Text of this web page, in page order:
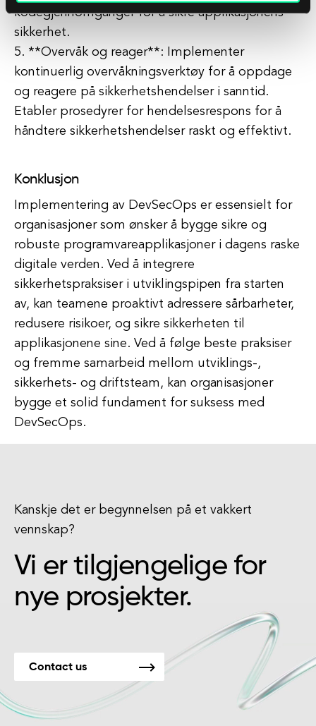
kodegjennomganger for å sikre applikasjonens
sikkerhet.
5. **Overvåk og reager**: Implementer
kontinuerlig overvåkningsverktøy for å oppdage
og reagere på sikkerhetshendelser i sanntid.
Etabler prosedyrer for hendelsesrespons for å
håndtere sikkerhetshendelser raskt og effektivt.
Konklusjon
Implementering av DevSecOps er essensielt for
organisasjoner som ønsker å bygge sikre og
robuste programvareapplikasjoner i dagens raske
digitale verden. Ved å integrere
sikkerhetspraksiser i utviklingspipen fra starten
av, kan teamene proaktivt adressere sårbarheter,
redusere risikoer, og sikre sikkerheten til
applikasjonene sine. Ved å følge beste praksiser
og fremme samarbeid mellom utviklings-,
sikkerhets- og driftsteam, kan organisasjoner
bygge et solid fundament for suksess med
DevSecOps.
Kanskje det er begynnelsen på et vakkert
vennskap?
Vi er tilgjengelige for
nye prosjekter.
Contact us